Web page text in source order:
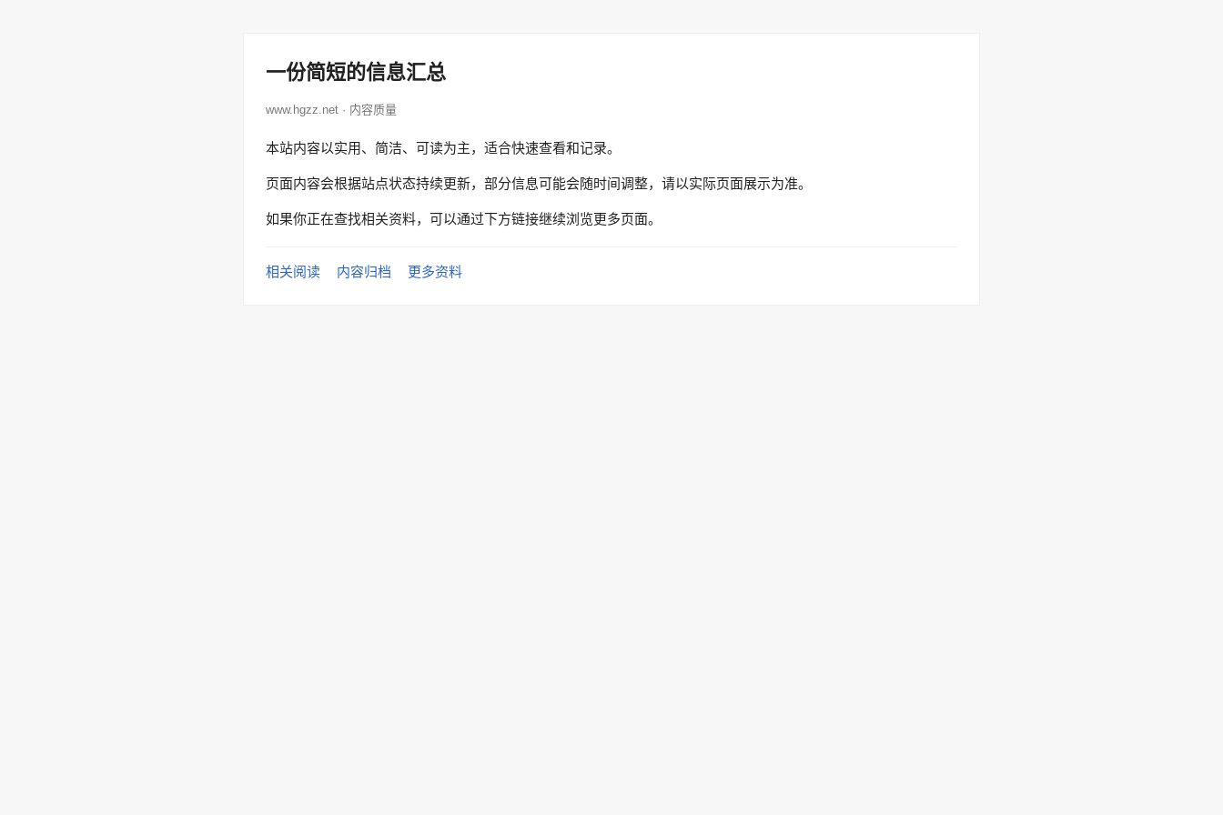
一份简短的信息汇总
www.hgzz.net · 内容质量
本站内容以实用、简洁、可读为主，适合快速查看和记录。
页面内容会根据站点状态持续更新，部分信息可能会随时间调整，请以实际页面展示为准。
如果你正在查找相关资料，可以通过下方链接继续浏览更多页面。
相关阅读 内容归档 更多资料